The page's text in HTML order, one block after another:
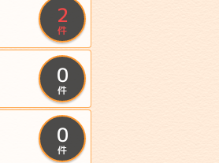
2
件
0
件
0
件